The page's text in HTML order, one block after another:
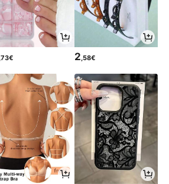
,73€ 2 ,58€